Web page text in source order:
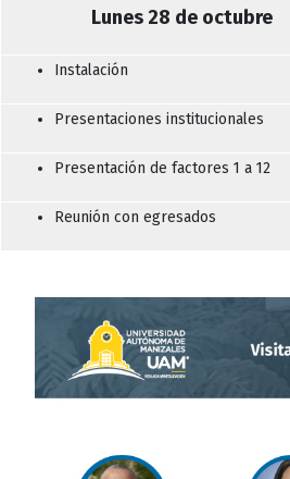
Lunes 28 de octubre
Instalación
Presentaciones institucionales
Presentación de factores 1 a 12
Reunión con egresados